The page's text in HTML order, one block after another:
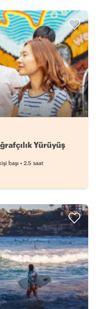
Yürüyüş
kişi başı • 2.5 saat